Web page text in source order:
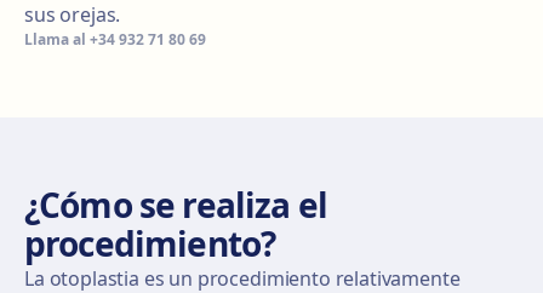
sus orejas.
Llama al +34 932 71 80 69
¿Cómo se realiza el
procedimiento?
La otoplastia es un procedimiento relativamente